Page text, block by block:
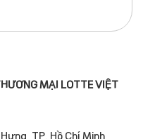
MẠI LOTTE VIỆT
TP. Hồ Chí Minh